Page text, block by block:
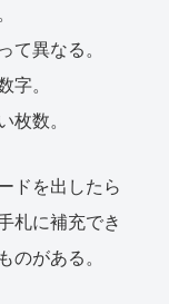
異なる。
。
数。
ドを出したら
札に補充でき
がある。